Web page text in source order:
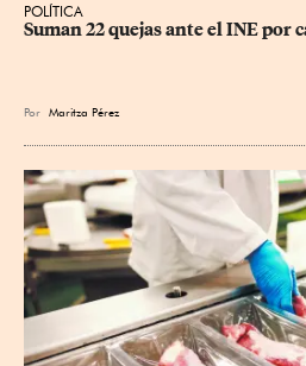
POLÍTICA
Suman 22 quejas ante el INE por
Por Maritza Pérez